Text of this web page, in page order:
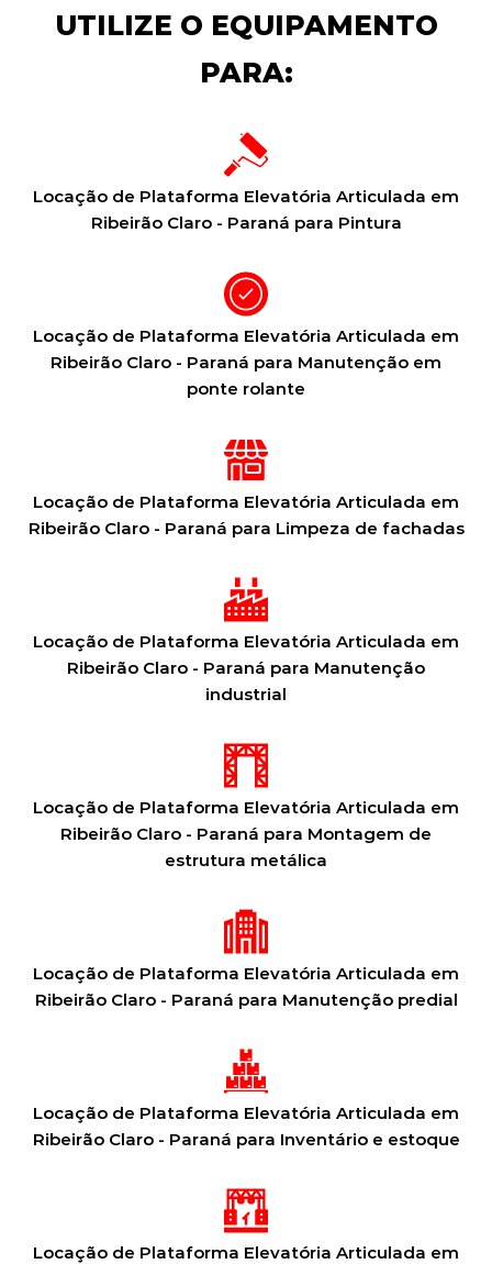
UTILIZE O EQUIPAMENTO
PARA:
Locação de Plataforma Elevatória Articulada em
Ribeirão Claro - Paraná para Pintura
Locação de Plataforma Elevatória Articulada em
Ribeirão Claro - Paraná para Manutenção em
ponte rolante
Locação de Plataforma Elevatória Articulada em
Ribeirão Claro - Paraná para Limpeza de fachadas
Locação de Plataforma Elevatória Articulada em
Ribeirão Claro - Paraná para Manutenção
industrial
Locação de Plataforma Elevatória Articulada em
Ribeirão Claro - Paraná para Montagem de
estrutura metálica
Locação de Plataforma Elevatória Articulada em
Ribeirão Claro - Paraná para Manutenção predial
Locação de Plataforma Elevatória Articulada em
Ribeirão Claro - Paraná para Inventário e estoque
Locação de Plataforma Elevatória Articulada em